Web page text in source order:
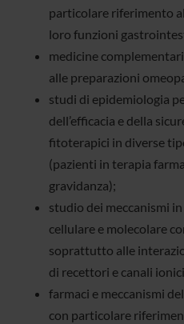
particolare riferimento
loro funzioni
medicine
alle preparazioni
studi di epidemiologia
dell’efficacia e della
fitoterapici in diverse
(pazienti in terapia
gravidanza);
studio dei meccanismi
cellulare e molecolare
soprattutto alle
di recettori e canali
farmaci e meccanismi
con particolare